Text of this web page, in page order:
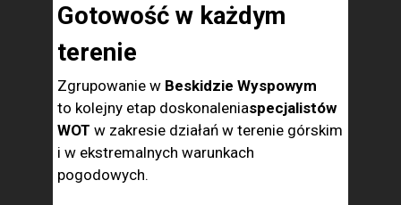
Gotowość w każdym
terenie
Zgrupowanie w Beskidzie Wyspowym
to kolejny etap doskonaleniaspecjalistów
WOT w zakresie działań w terenie górskim
i w ekstremalnych warunkach
pogodowych.